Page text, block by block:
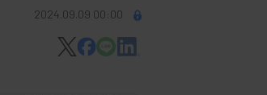
2024.09.09 00:00